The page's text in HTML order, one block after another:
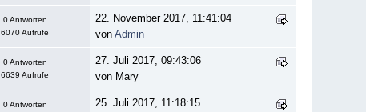
0 Antworten
6070 Aufrufe
22. November 2017, 11:41:04
vonAdmin
0 Antworten
6639 Aufrufe
27. Juli 2017, 09:43:06
von Mary
0 Antworten
25. Juli 2017, 11:18:15